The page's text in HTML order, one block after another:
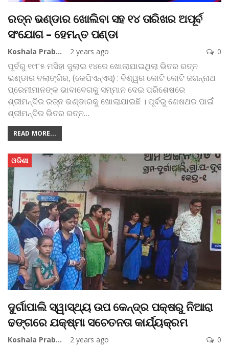
ରତ୍ନ ଭଣ୍ଡାର ଖୋଲିବା ସହ ୧୪ ତାରିଖର ଅପୂର୍ବ
ସଂଯୋଗ – ହେମନ୍ତ ପଣ୍ଡା
Koshala Prabaha 2 years ago 0
ପୂର୍ବରୁ ୧୯୮୫ ମସିହା ଜୁଲାଇ ୧୪ରେ ଖୋଲାଯାଇଥିଲା ଭିତର ରତ୍ନ
ଭଣ୍ଡାରବଲାଙ୍ଗିର, (କେପିଏନ୍‌ଏସ୍‌) : ବିଶ୍ୱର କୋଟି କୋଟି ଜଗନ୍ନାଥ
ପ୍ରେମୀମାନଙ୍କ ଭାବାବେଗକୁ ସମ୍ମାନ ଦେଇ ପରିଶେଷରେ
ଶ୍ରୀମନ୍ଦିର ରତ୍ନ ଭଣ୍ଡାରକୁ ଖୋଲାଯାଇଛି । ପୂର୍ବରୁ ଶେଷଥର ପାଇଁ
ଶ୍ରୀମନ୍ଦିର ଭିତର ରତ୍ନ…
READ MORE...
ଓଡିଶା
ଦୁର୍ଗାପାଲି ସ୍ୱାସ୍ଥ୍ୟ ଉପ କେନ୍ଦ୍ର ପକ୍ଷରୁ ନିଆରା
ଢଙ୍ଗରେ ଯକ୍ଷ୍ମା ସଚେତନତା କାର୍ଯ୍ୟକ୍ରମ
Koshala Prabaha 2 years ago 0